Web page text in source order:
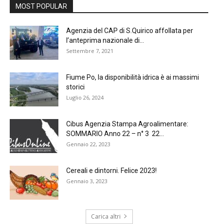
MOST POPULAR
Agenzia del CAP di S.Quirico affollata per
l’anteprima nazionale di...
Settembre 7, 2021
Fiume Po, la disponibilità idrica è ai massimi
storici
Luglio 26, 2024
Cibus Agenzia Stampa Agroalimentare:
SOMMARIO Anno 22 – n° 3 22...
Gennaio 22, 2023
Cereali e dintorni. Felice 2023!
Gennaio 3, 2023
Carica altri